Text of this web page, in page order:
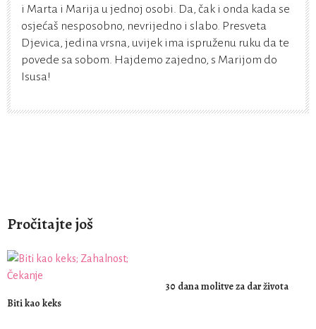
i Marta i Marija u jednoj osobi. Da, čak i onda kada se
osjećaš nesposobno, nevrijedno i slabo. Presveta
Djevica, jedina vrsna, uvijek ima ispruženu ruku da te
povede sa sobom. Hajdemo zajedno, s Marijom do
Isusa!
Pročitajte još
Biti kao keks
30 dana molitve za dar života